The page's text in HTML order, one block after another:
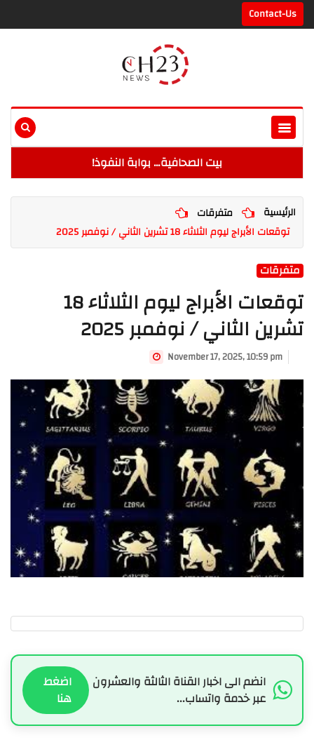
Contact-Us
بيت الصحافية… بوابة النفوذ!
الرئيسية
متفرقات
توقعات الأبراج ليوم الثلاثاء 18 تشرين الثاني / نوفمبر 2025
متفرقات
توقعات الأبراج ليوم الثلاثاء 18
تشرين الثاني / نوفمبر 2025
November 17, 2025, 10:59 pm
انضم الى اخبار القناة الثالثة والعشرون
عبر خدمة واتساب...
اضغط
هنا